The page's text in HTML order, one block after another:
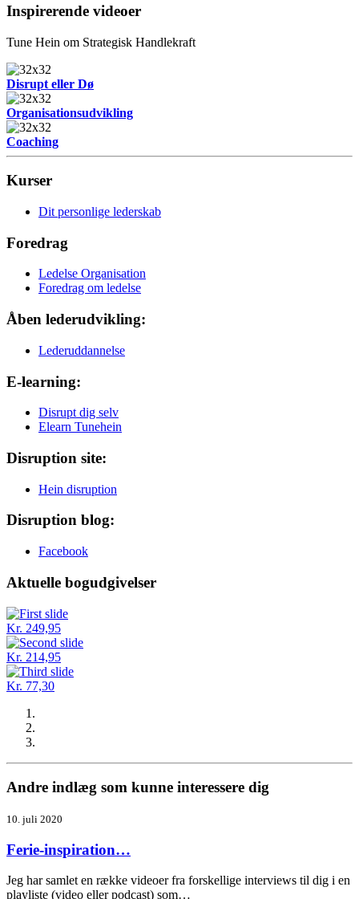
Inspirerende videoer
Tune Hein om Strategisk Handlekraft
Disrupt eller Dø
Organisationsudvikling
Coaching
Kurser
Dit personlige lederskab
Foredrag
Ledelse Organisation
Foredrag om ledelse
Åben lederudvikling:
Lederuddannelse
E-learning:
Disrupt dig selv
Elearn Tunehein
Disruption site:
Hein disruption
Disruption blog:
Facebook
Aktuelle bogudgivelser
Kr. 249,95
Kr. 214,95
Kr. 77,30
Andre indlæg som kunne interessere dig
10. juli 2020
Ferie-inspiration…
Jeg har samlet en række videoer fra forskellige interviews til dig i en
playliste (video eller podcast) som…